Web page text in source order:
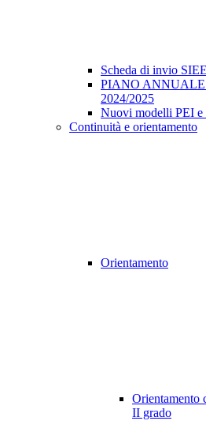
Scheda di invio SIEE
PIANO ANNUALE
2024/2025
Nuovi modelli PEI e
Continuità e orientamento
Orientamento
Orientamento
II grado